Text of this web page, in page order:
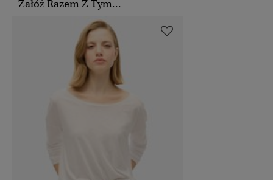
Załóż Razem Z Tym...